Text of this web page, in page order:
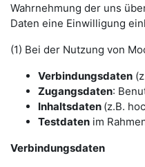
Wahrnehmung der uns
Daten eine Einwilligung
(1) Bei der Nutzung von
Verbindungsdaten
Zugangsdaten:
Inhaltsdaten (z.B.
Testdaten im
Verbindungsdaten